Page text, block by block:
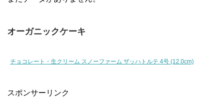
オーガニックケーキ
チョコレート・生クリーム スノーファーム ザッハトルテ 4号 (12.0cm)
スポンサーリンク